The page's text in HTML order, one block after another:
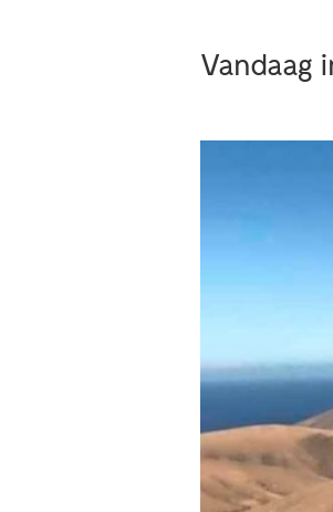
Vandaag